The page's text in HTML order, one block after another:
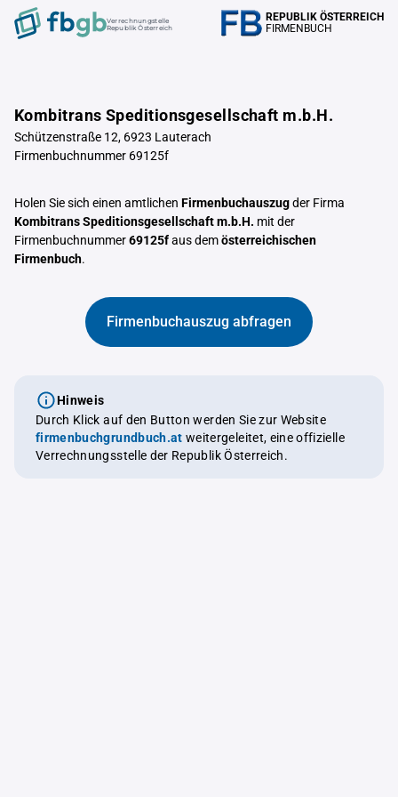
Verrechnungstelle
Republik Österreich
REPUBLIK ÖSTERREICH
FIRMENBUCH
Kombitrans Speditionsgesellschaft m.b.H.
Schützenstraße 12, 6923 Lauterach
Firmenbuchnummer 69125f
Holen Sie sich einen amtlichen Firmenbuchauszugder Firma
Kombitrans Speditionsgesellschaft m.b.H. mit der
Firmenbuchnummer69125faus demösterreichischen
Firmenbuch.
Firmenbuchauszug abfragen
Hinweis
Durch Klick auf den Button werden Sie zur Website
firmenbuchgrundbuch.at weitergeleitet, eine offizielle
Verrechnungsstelle der Republik Österreich.